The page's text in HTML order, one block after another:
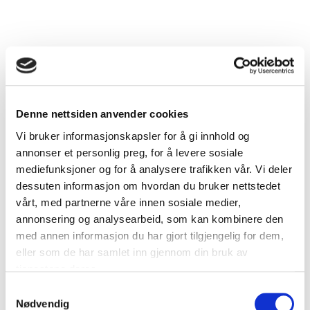
Denne nettsiden anvender cookies
Vi bruker informasjonskapsler for å gi innhold og
annonser et personlig preg, for å levere sosiale
mediefunksjoner og for å analysere trafikken vår. Vi deler
dessuten informasjon om hvordan du bruker nettstedet
vårt, med partnerne våre innen sosiale medier,
annonsering og analysearbeid, som kan kombinere den
med annen informasjon du har gjort tilgjengelig for dem,
eller som de har samlet inn gjennom din bruk av
Nødvendig